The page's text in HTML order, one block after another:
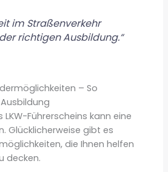
im Straßenverkehr
richtigen Ausbildung.“
– So
LKW-Führerscheins kann eine
Glücklicherweise gibt es
die Ihnen helfen
decken.